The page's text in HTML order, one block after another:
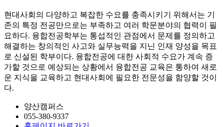
현대사회의 다양하고 복잡한 수요를 충족시키기 위해서는 기
존의 특정 전공만으로는 부족하고 여러 학문분야의 협력이 필
요하다. 융합전공학부는 통섭적인 관점에서 문제를 정의하고
해결하는 창의적인 사고와 실무능력을 지닌 인재 양성을 목표
로 신설된 학부이다. 융합전공에 대한 사회적 수요가 계속 증
가할 것으로 예상되는 상황에서 융합전공 교육은 통하여 새로
운 지식을 교육하고 현대사회에 필요한 전문성을 함양할 것이
다.
양산캠퍼스
055-380-9337